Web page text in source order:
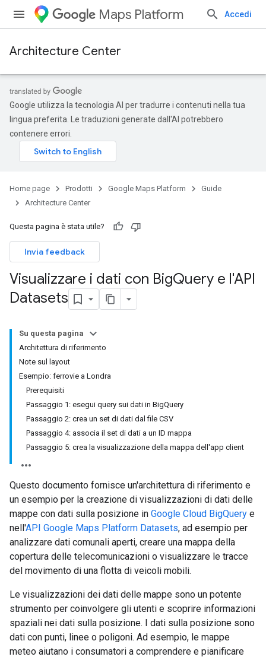
Maps Platform Accedi
Architecture Center
Google utilizza la tecnologia AI per tradurre i contenuti nella tua
lingua preferita. Le traduzioni generate dall'AI potrebbero
contenere errori.
Home page Prodotti Google Maps Platform
Guide
Architecture Center
Questa pagina è stata utile?
Invia feedback
Visualizzare i dati con BigQuery e l'API
Datasets
Su questa pagina
Architettura di riferimento
Note sul layout
Esempio: ferrovie a Londra
Prerequisiti
Passaggio 1: esegui query sui dati in BigQuery
Passaggio 2: crea un set di dati dal file CSV
Passaggio 4: associa il set di dati a un ID mappa
Passaggio 5: crea la visualizzazione della mappa dell'app client
Questo documento fornisce un'architettura di riferimento e
un esempio per la creazione di visualizzazioni di dati delle
mappe con dati sulla posizione in Google Cloud BigQuery e
nell'API Google Maps Platform Datasets, ad esempio per
analizzare dati comunali aperti, creare una mappa della
copertura delle telecomunicazioni o visualizzare le tracce
del movimento di una flotta di veicoli mobili.
Le visualizzazioni dei dati delle mappe sono un potente
strumento per coinvolgere gli utenti e scoprire informazioni
spaziali nei dati sulla posizione. I dati sulla posizione sono
dati con punti, linee o poligoni. Ad esempio, le mappe
meteo aiutano i consumatori a comprendere e pianificare